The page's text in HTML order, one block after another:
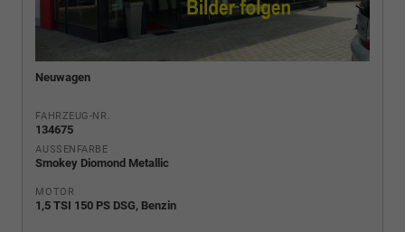
Neuwagen
FAHRZEUG-NR.
134675
AUSSENFARBE
Smokey Diomond Metallic
MOTOR
1,5 TSI 150 PS DSG, Benzin